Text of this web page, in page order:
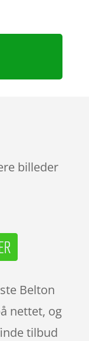
billeder
Belton
nettet, og
tilbud